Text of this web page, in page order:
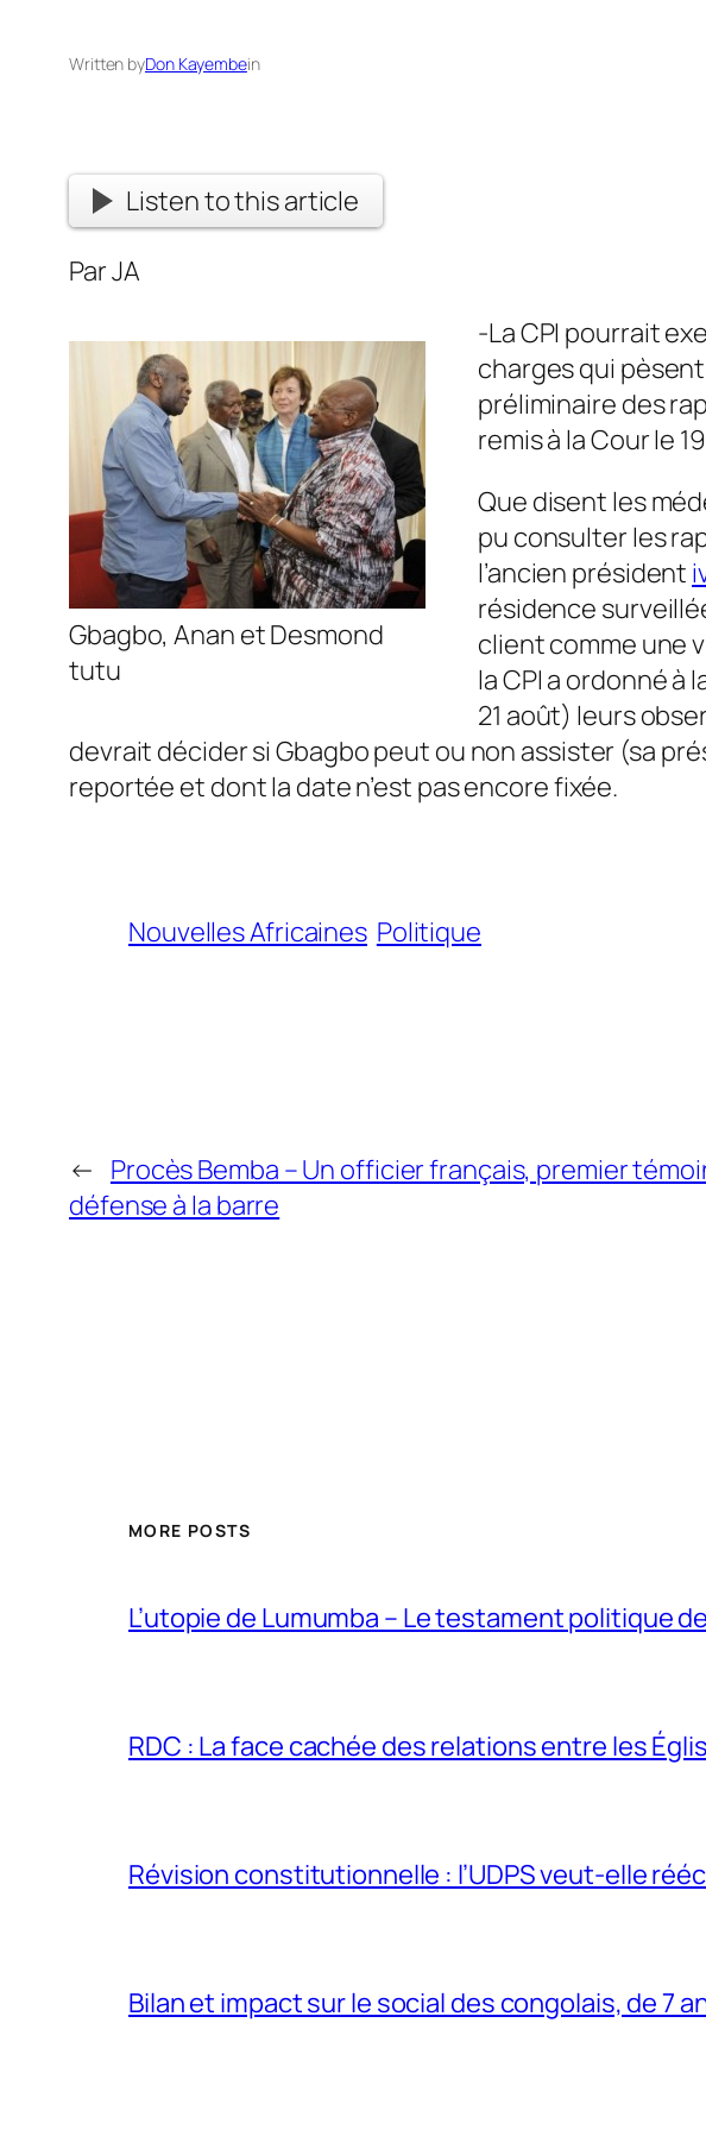
Written byDon Kayembein
Listen to this article
Par JA
Gbagbo, Anan et Desmond
tutu
-La CPI pourrait
charges qui
préliminaire des
remis à la Cour le
Que disent les
pu consulter les
l’ancien président
résidence
client comme une
la CPI a ordonné
21 août) leurs
devrait décider si Gbagbo peut ou non assister (sa
reportée et dont la date n’est pas encore fixée.
Nouvelles Africaines Politique
← Procès Bemba – Un officier français, premier
défense à la barre
MORE POSTS
L’utopie de Lumumba – Le testament politique
RDC : La face cachée des relations entre les
Révision constitutionnelle : l’UDPS veut-elle
Bilan et impact sur le social des congolais, de 7